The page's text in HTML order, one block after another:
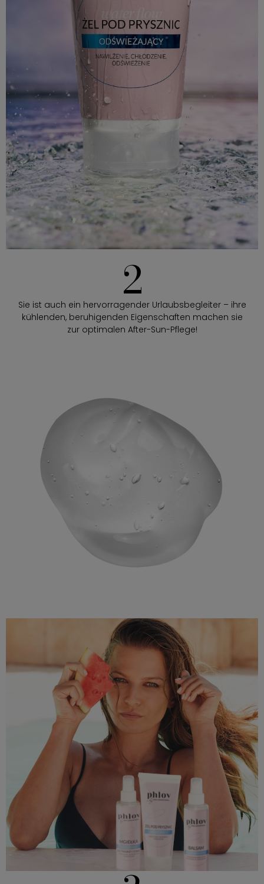
2
Sie ist auch ein hervorragender Urlaubsbegleiter – ihre
kühlenden, beruhigenden Eigenschaften machen sie
zur optimalen After-Sun-Pflege!